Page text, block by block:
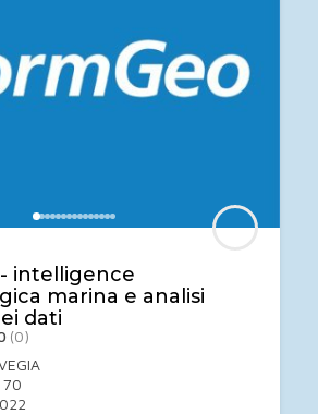
intelligence
marina e analisi
dati
(0)
70